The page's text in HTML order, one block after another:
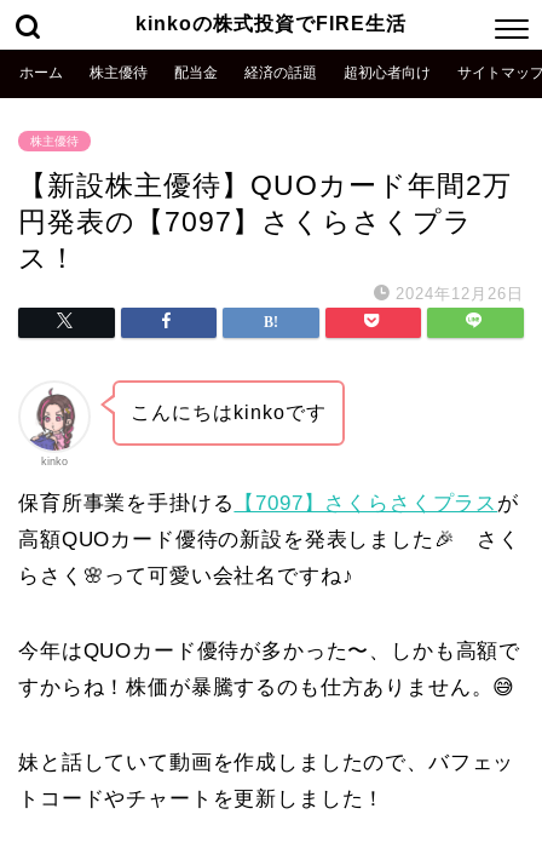
kinkoの株式投資でFIRE生活
ホーム 株主優待 配当金 経済の話題 超初心者向け サイトマッ
株主優待
【新設株主優待】QUOカード年間2万
円発表の【7097】さくらさくプラ
ス！
2024年12月26日
kinko
こんにちはkinkoです
保育所事業を手掛ける 【7097】さくらさくプラス が
高額QUOカード優待の新設を発表しました🎉 さく
らさく🌸って可愛い会社名ですね♪
今年はQUOカード優待が多かった〜、しかも高額で
すからね！株価が暴騰するのも仕方ありません。😅
妹と話していて動画を作成しましたので、バフェッ
トコードやチャートを更新しました！